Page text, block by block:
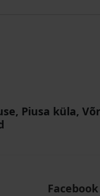
Piusa küla,
Facebook